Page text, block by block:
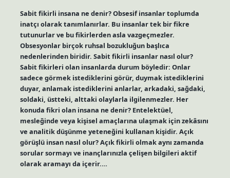
Sabit fikirli insana ne denir? Obsesif insanlar toplumda
inatçı olarak tanımlanırlar. Bu insanlar tek bir fikre
tutunurlar ve bu fikirlerden asla vazgeçmezler.
Obsesyonlar birçok ruhsal bozukluğun başlıca
nedenlerinden biridir. Sabit fikirli insanlar nasıl olur?
Sabit fikirleri olan insanlarda durum böyledir: Onlar
sadece görmek istediklerini görür, duymak istediklerini
duyar, anlamak istediklerini anlarlar, arkadaki, sağdaki,
soldaki, üstteki, alttaki olaylarla ilgilenmezler. Her
konuda fikri olan insana ne denir? Entelektüel,
mesleğinde veya kişisel amaçlarına ulaşmak için zekâsını
ve analitik düşünme yeteneğini kullanan kişidir. Açık
görüşlü insan nasıl olur? Açık fikirli olmak aynı zamanda
sorular sormayı ve inançlarınızla çelişen bilgileri aktif
olarak aramayı da içerir.…